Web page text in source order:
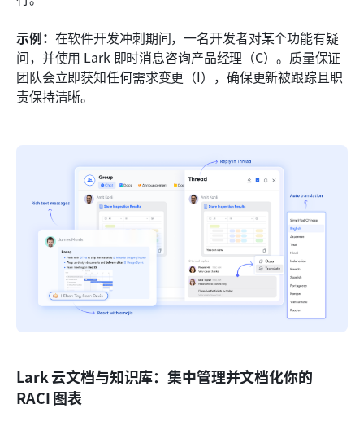
示例： 在软件开发冲刺期间，一名开发者对某个功能有疑
问，并使用 Lark 即时消息咨询产品经理（C）。质量保证
团队会立即获知任何需求变更（I），确保更新被跟踪且职
责保持清晰。
Lark 云文档与知识库：集中管理并文档化你的
RACI 图表